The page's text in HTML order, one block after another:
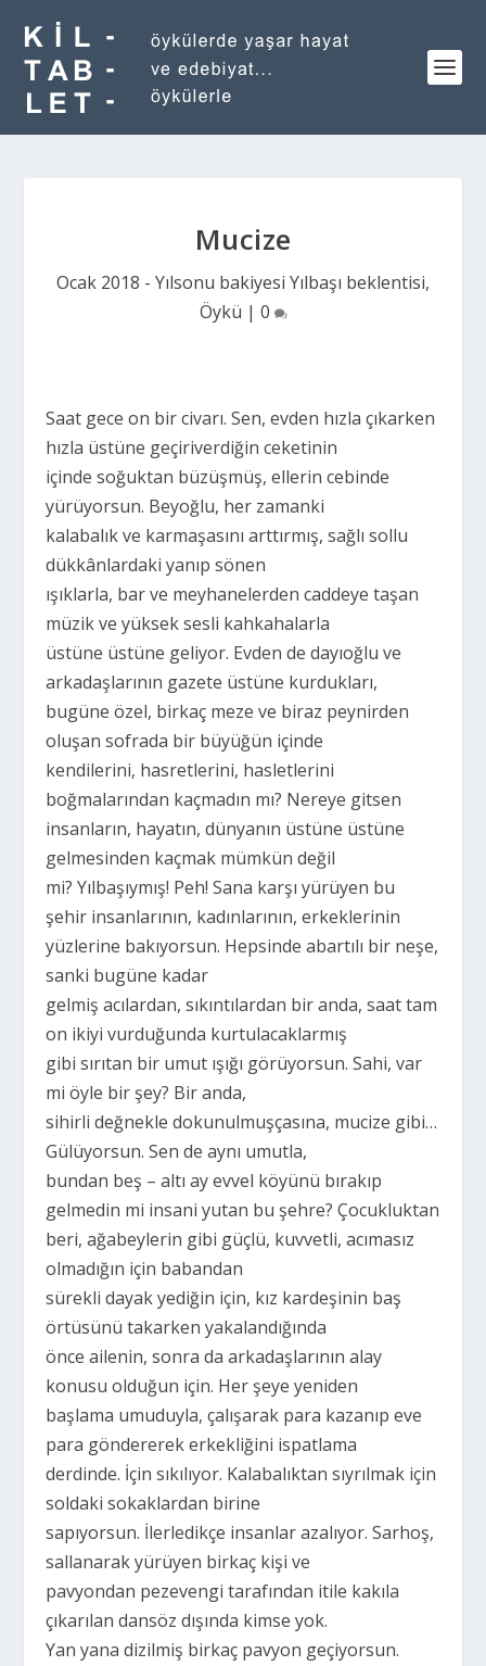
Mucize
Ocak 2018 - Yılsonu bakiyesi Yılbaşı beklentisi,
Öykü | 0
Saat gece on bir civarı. Sen, evden hızla çıkarken
hızla üstüne geçiriverdiğin ceketinin
içinde soğuktan büzüşmüş, ellerin cebinde
yürüyorsun. Beyoğlu, her zamanki
kalabalık ve karmaşasını arttırmış, sağlı sollu
dükkânlardaki yanıp sönen
ışıklarla, bar ve meyhanelerden caddeye taşan
müzik ve yüksek sesli kahkahalarla
üstüne üstüne geliyor. Evden de dayıoğlu ve
arkadaşlarının gazete üstüne kurdukları,
bugüne özel, birkaç meze ve biraz peynirden
oluşan sofrada bir büyüğün içinde
kendilerini, hasretlerini, hasletlerini
boğmalarından kaçmadın mı? Nereye gitsen
insanların, hayatın, dünyanın üstüne üstüne
gelmesinden kaçmak mümkün değil
mi? Yılbaşıymış! Peh! Sana karşı yürüyen bu
şehir insanlarının, kadınlarının, erkeklerinin
yüzlerine bakıyorsun. Hepsinde abartılı bir neşe,
sanki bugüne kadar
gelmiş acılardan, sıkıntılardan bir anda, saat tam
on ikiyi vurduğunda kurtulacaklarmış
gibi sırıtan bir umut ışığı görüyorsun. Sahi, var
mi öyle bir şey? Bir anda,
sihirli değnekle dokunulmuşçasına, mucize gibi…
Gülüyorsun. Sen de aynı umutla,
bundan beş – altı ay evvel köyünü bırakıp
gelmedin mi insani yutan bu şehre? Çocukluktan
beri, ağabeylerin gibi güçlü, kuvvetli, acımasız
olmadığın için babandan
sürekli dayak yediğin için, kız kardeşinin baş
örtüsünü takarken yakalandığında
önce ailenin, sonra da arkadaşlarının alay
konusu olduğun için. Her şeye yeniden
başlama umuduyla, çalışarak para kazanıp eve
para göndererek erkekliğini ispatlama
derdinde. İçin sıkılıyor. Kalabalıktan sıyrılmak için
soldaki sokaklardan birine
sapıyorsun. İlerledikçe insanlar azalıyor. Sarhoş,
sallanarak yürüyen birkaç kişi ve
pavyondan pezevengi tarafından itile kakıla
çıkarılan dansöz dışında kimse yok.
Yan yana dizilmiş birkaç pavyon geçiyorsun.